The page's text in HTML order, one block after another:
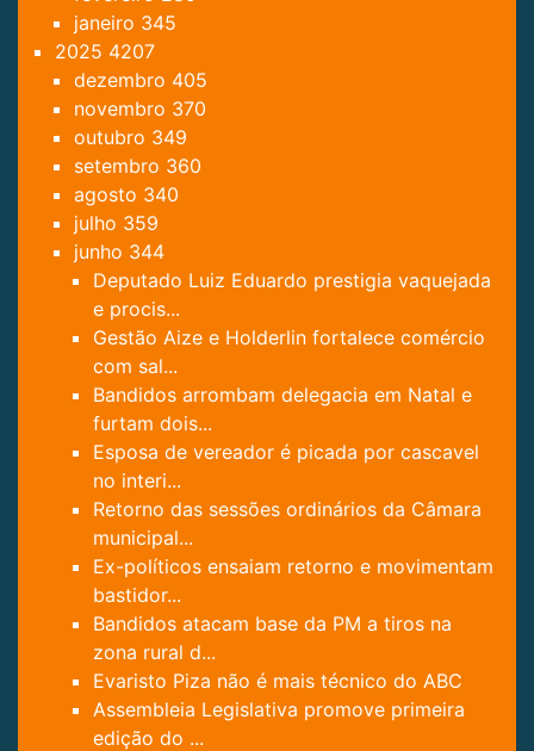
janeiro 345
2025 4207
dezembro 405
novembro 370
outubro 349
setembro 360
agosto 340
julho 359
junho 344
Deputado Luiz Eduardo prestigia vaquejada
e procis...
Gestão Aize e Holderlin fortalece comércio
com sal...
Bandidos arrombam delegacia em Natal e
furtam dois...
Esposa de vereador é picada por cascavel
no interi...
Retorno das sessões ordinários da Câmara
municipal...
Ex-políticos ensaiam retorno e movimentam
bastidor...
Bandidos atacam base da PM a tiros na
zona rural d...
Evaristo Piza não é mais técnico do ABC
Assembleia Legislativa promove primeira
edição do ...